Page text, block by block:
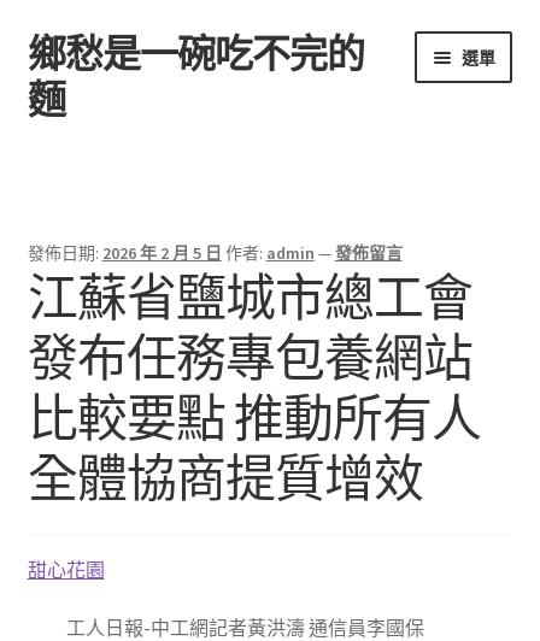
跳
至
導
跳
至
主
鄉愁是一碗吃不完的
麵
選單
發佈日期: 2026 年 2 月 5 日 作者: admin —發佈留言
江蘇省鹽城市總工會
發布任務專包養網站
比較要點 推動所有人
全體協商提質增效
甜心花園
工人日報-中工網記者黃洪濤 通信員李國保